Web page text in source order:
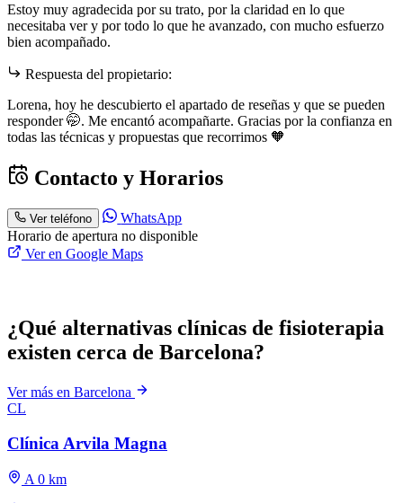
Estoy muy agradecida por su trato, por la claridad en lo que
necesitaba ver y por todo lo que he avanzado, con mucho esfuerzo
bien acompañado.
Respuesta del propietario:
Lorena, hoy he descubierto el apartado de reseñas y que se pueden
responder 🤭. Me encantó acompañarte. Gracias por la confianza en
todas las técnicas y propuestas que recorrimos 🧡
Contacto y Horarios
Ver teléfono
WhatsApp
Horario de apertura no disponible
Ver en Google Maps
¿Qué alternativas clínicas de fisioterapia
existen cerca de Barcelona?
Ver más en Barcelona
CL
Clínica Arvila Magna
A 0 km